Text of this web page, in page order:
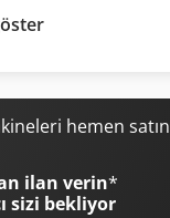
hemen satın
ilan verin*
sizi bekliyor